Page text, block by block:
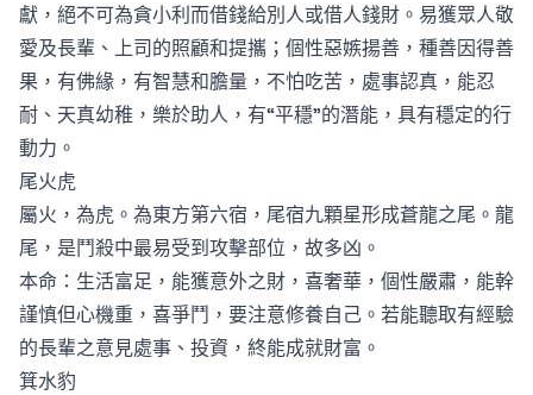
獻，絕不可為貪小利而借錢給別人或借人錢財。易獲眾人敬
愛及長輩、上司的照顧和提攜；個性惡嫉揚善，種善因得善
果，有佛緣，有智慧和膽量，不怕吃苦，處事認真，能忍
耐、天真幼稚，樂於助人，有“平穩”的潛能，具有穩定的行
動力。
尾火虎
屬火，為虎。為東方第六宿，尾宿九顆星形成蒼龍之尾。龍
尾，是鬥殺中最易受到攻擊部位，故多凶。
本命：生活富足，能獲意外之財，喜奢華，個性嚴肅，能幹
謹慎但心機重，喜爭鬥，要注意修養自己。若能聽取有經驗
的長輩之意見處事、投資，終能成就財富。
箕水豹